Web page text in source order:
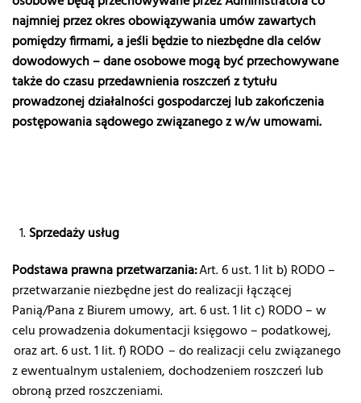
najmniej przez okres obowiązywania umów zawartych
pomiędzy firmami, a jeśli będzie to niezbędne dla celów
dowodowych – dane osobowe mogą być przechowywane
także do czasu przedawnienia roszczeń z tytułu
prowadzonej działalności gospodarczej lub zakończenia
postępowania sądowego związanego z w/w umowami.
Sprzedaży usług
Podstawa prawna przetwarzania:Art. 6 ust. 1 lit b) RODO –
przetwarzanie niezbędne jest do realizacji łączącej
Panią/Pana z Biurem umowy, art. 6 ust. 1 lit c) RODO – w
celu prowadzenia dokumentacji księgowo – podatkowej,
oraz art. 6 ust. 1 lit. f) RODO – do realizacji celu związanego
z ewentualnym ustaleniem, dochodzeniem roszczeń lub
obroną przed roszczeniami.